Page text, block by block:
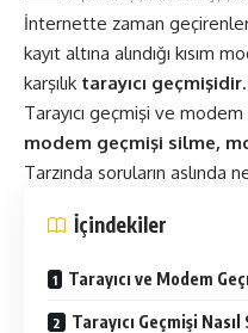
İnternette zaman
kayıt altına alındığı kısım
karşılık tarayıcı geçmişidir.
Tarayıcı geçmişi ve modem
modem geçmişi silme,
Tarzında soruların aslında
İçindekiler
Tarayıcı ve Modem
Tarayıcı Geçmişi